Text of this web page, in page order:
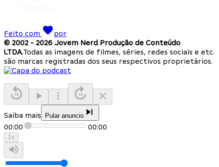
Feito com
por
© 2002 - 2026 Jovem Nerd Produção de Conteúdo
LTDA.Todas as imagens de filmes, séries, redes sociais e etc.
são marcas registradas dos seus respectivos proprietários.
Saiba mais Pular anuncio
00:00 00:00
1x